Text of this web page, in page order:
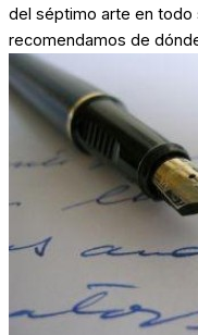
del séptimo arte en
recomendamos de